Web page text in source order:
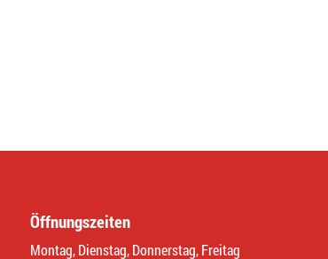
Öffnungszeiten
Montag, Dienstag, Donnerstag, Freitag